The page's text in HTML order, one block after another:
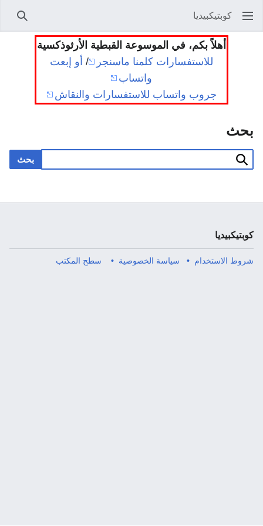
كوبتيكبيديا
أهلاً بكم، في الموسوعة القبطية الأرثوذكسية
للاستفسارات كلمنا ماسنجر
/ أو إبعت
واتساب
جروب واتساب للاستفسارات والنقاش
بحث
بحث
كوبتيكبيديا
سياسة الخصوصية شروط الاستخدام سطح المكتب